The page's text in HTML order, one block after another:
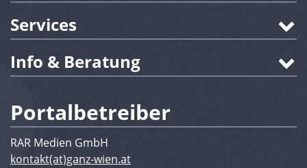
Services
Info & Beratung
Portalbetreiber
RAR Medien GmbH
kontakt(at)ganz-wien.at